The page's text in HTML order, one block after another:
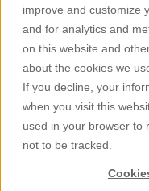
improve and customize
and for analytics and
on this website and
about the cookies we
If you decline, your
when you visit this
used in your browser to
not to be tracked.
FOODS
Última actualización:
Sun Hing Foods, Inc.
"nuestro") está
privacidad. Esta
recopilamos, usamos,
información personal
Privacidad del